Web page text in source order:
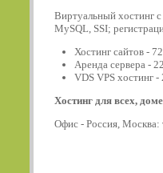
Виртуальный хостинг
MySQL, SSI;
Хостинг сайтов -
Аренда сервера -
VDS VPS хостинг
Хостинг для всех,
Офис - Россия, Москва: